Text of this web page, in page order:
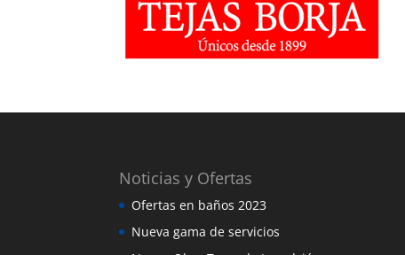
Noticias y Ofertas
Ofertas en baños 2023
Nueva gama de servicios